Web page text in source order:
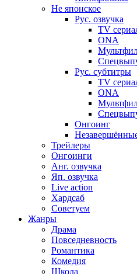
Не японское
Рус. озвучка
TV
ONA
Рус. субтитры
TV
ONA
Онгоинг
Трейлеры
Онгоинги
Анг. озвучка
Яп. озвучка
Live action
Хардсаб
Советуем
Жанры
Драма
Повседневность
Романтика
Комедия
Школа